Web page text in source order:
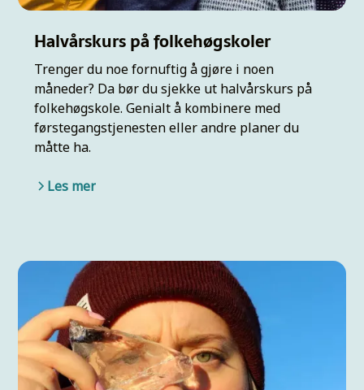
Halvårskurs på folkehøgskoler
Trenger du noe fornuftig å gjøre i noen
måneder? Da bør du sjekke ut halvårskurs på
folkehøgskole. Genialt å kombinere med
førstegangstjenesten eller andre planer du
måtte ha.
Les mer